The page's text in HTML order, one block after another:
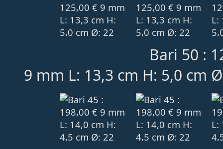
Bari 50 :
9 mm L: 13,3 cm H: 5,0 cm